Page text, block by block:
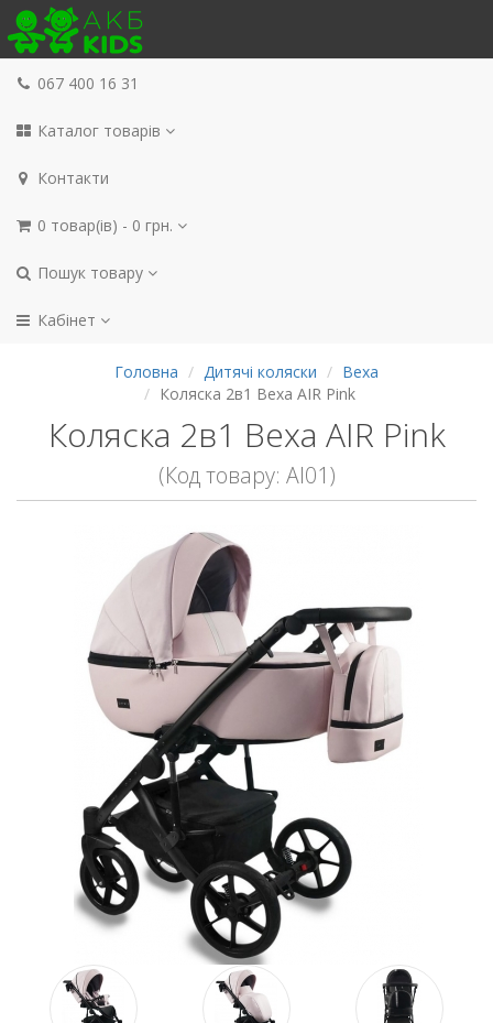
067 400 16 31
Каталог товарів
Контакти
0 товар(ів) - 0 грн.
Пошук товару
Кабінет
Головна Дитячі коляски
Bexa
Коляска 2в1 Bexa AIR Pink
Коляска 2в1 Bexa AIR Pink
(Код товару: AI01)